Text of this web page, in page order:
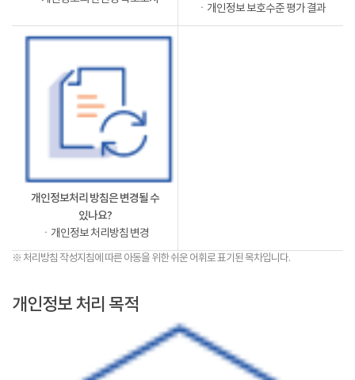
ㆍ개인정보 보호수준 평가 결과
개인정보처리 방침은 변경될 수
있나요?
ㆍ개인정보 처리방침 변경
※ 처리방침 작성지침에 따른 아동을 위한 쉬운 어휘로 표기된 목차입니다.
개인정보 처리 목적